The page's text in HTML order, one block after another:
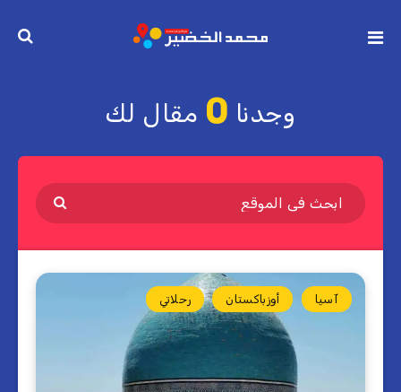
وجدنا 0 مقال لك
آسيا أوزباكستان رحلاتي